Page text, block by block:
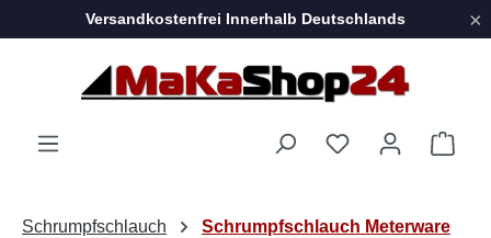
Zum Hauptinhalt springen
Versandkostenfrei Innerhalb Deutschlands ×
Schrumpfschlauch Schrumpfschlauch Meterware